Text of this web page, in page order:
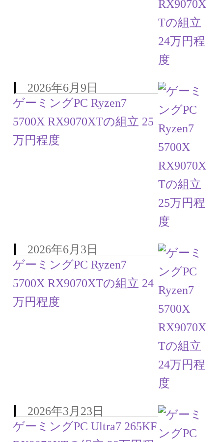
ゲーミングPC Ryzen7
5700X RX9070XTの組立 25
万円程度
2026年6月9日
ゲーミングPC Ryzen7
5700X RX9070XTの組立 24
万円程度
2026年6月3日
ゲーミングPC Ultra7 265KF
2026年3月23日